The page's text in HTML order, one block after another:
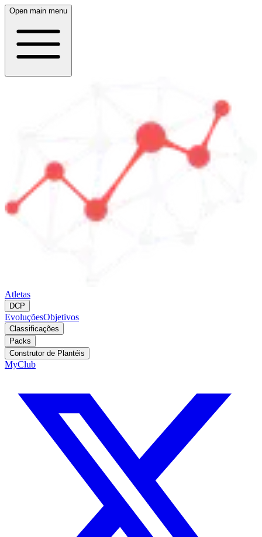
Open main menu
Atletas
DCP
EvoluçõesObjetivos
Classificações
Packs
Construtor de Plantéis
MyClub